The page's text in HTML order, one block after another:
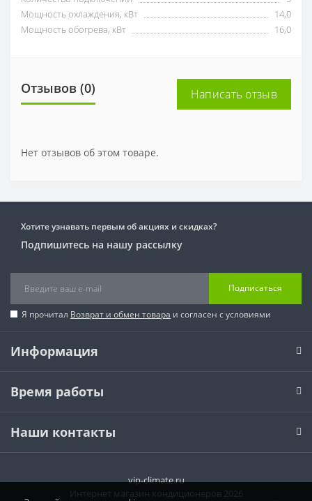
Мощность охлаждения, кВт
14,0
Мощность обогрева, кВт
16,0
Отзывов (0) Написать отзыв
Нет отзывов об этом товаре.
Хотите узнавать первым об акциях и скидках?
Подпишитесь на нашу рассылку
Подписаться
Я прочитал Возврат и обмен товара и согласен с условиями
Информация
Время работы
Наши контакты
vip-climate.ru
Интернет магазин кондиционеров 2026